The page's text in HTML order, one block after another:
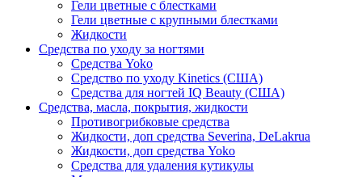
Гели цветные с блестками
Гели цветные с крупными блестками
Жидкости
Средства по уходу за ногтями
Средства Yoko
Средство по уходу Kinetics (США)
Средства для ногтей IQ Beauty (США)
Средства, масла, покрытия, жидкости
Противогрибковые средства
Жидкости, доп средства Severina, DeLakrua
Жидкости, доп средства Yoko
Средства для удаления кутикулы